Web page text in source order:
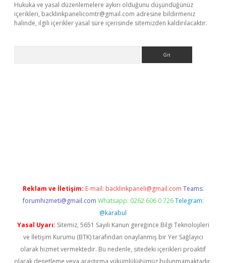
Hukuka ve yasal düzenlemelere aykırı olduğunu düşündüğünüz
içerikleri, backlinkpanelicomtr@gmail.com adresine bildirmeniz
halinde, ilgili içerikler yasal süre içerisinde sitemizden kaldırılacaktır.
Reklam ve İletişim: E-mail: backlinkpaneli@gmail.com Teams:
forumhizmeti@gmail.com Whatsapp: 0262 606 0 726 Telegram:
@karabul
Yasal Uyarı: Sitemiz, 5651 Sayılı Kanun gereğince Bilgi Teknolojileri
ve İletişim Kurumu (BTK) tarafından onaylanmış bir Yer Sağlayıcı
olarak hizmet vermektedir. Bu nedenle, sitedeki içerikleri proaktif
olarak denetleme veya araştırma yükümlülüğümüz bulunmamaktadır.